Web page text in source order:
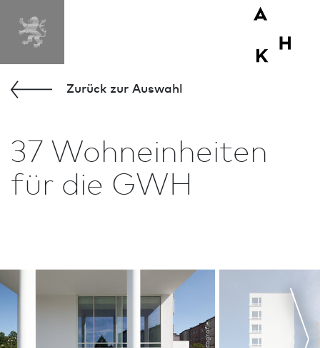
MENÜ
Zurück zur Aus­wahl
37 Wohneinheiten
für die GWH